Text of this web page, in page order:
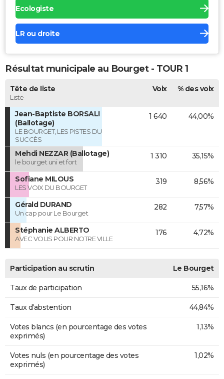
Ecologiste
LR ou droite
Résultat municipale au Bourget - TOUR 1
Tête de liste
Liste
Voix % des voix
Jean-Baptiste BORSALI
(Ballotage)
LE BOURGET, LES PISTES DU
SUCCÈS
1 640 44,00%
Mehdi NEZZAR (Ballotage)
le bourget uni et fort
1 310 35,15%
Sofiane MILOUS
LES VOIX DU BOURGET
319 8,56%
Gérald DURAND
Un cap pour Le Bourget
282 7,57%
Stéphanie ALBERTO
AVEC VOUS POUR NOTRE VILLE
176 4,72%
Participation au scrutin Le Bourget
Taux de participation 55,16%
Taux d'abstention 44,84%
Votes blancs (en pourcentage des votes
exprimés)
1,13%
Votes nuls (en pourcentage des votes
exprimés)
1,02%